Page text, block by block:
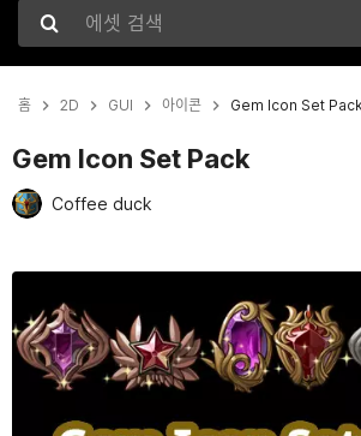
에셋 검색
홈 2D GUI 아이콘 Gem Icon Set
Gem Icon Set Pack
Coffee duck